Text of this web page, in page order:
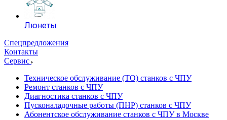
Люнеты
Спецпредложения
Контакты
Сервис
Техническое обслуживание (ТО) станков с ЧПУ
Ремонт станков с ЧПУ
Диагностика станков с ЧПУ
Пусконаладочные работы (ПНР) станков с ЧПУ
Абонентское обслуживание станков с ЧПУ в Москве